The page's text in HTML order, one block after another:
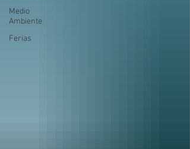
Medio
Ambiente
Ferias